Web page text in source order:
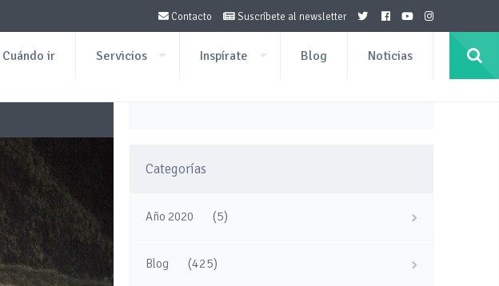
Contacto Suscríbete al newsletter
Cuándo ir Servicios Inspírate Blog Noticias
Categorías
Año 2020 (5)
Blog (425)